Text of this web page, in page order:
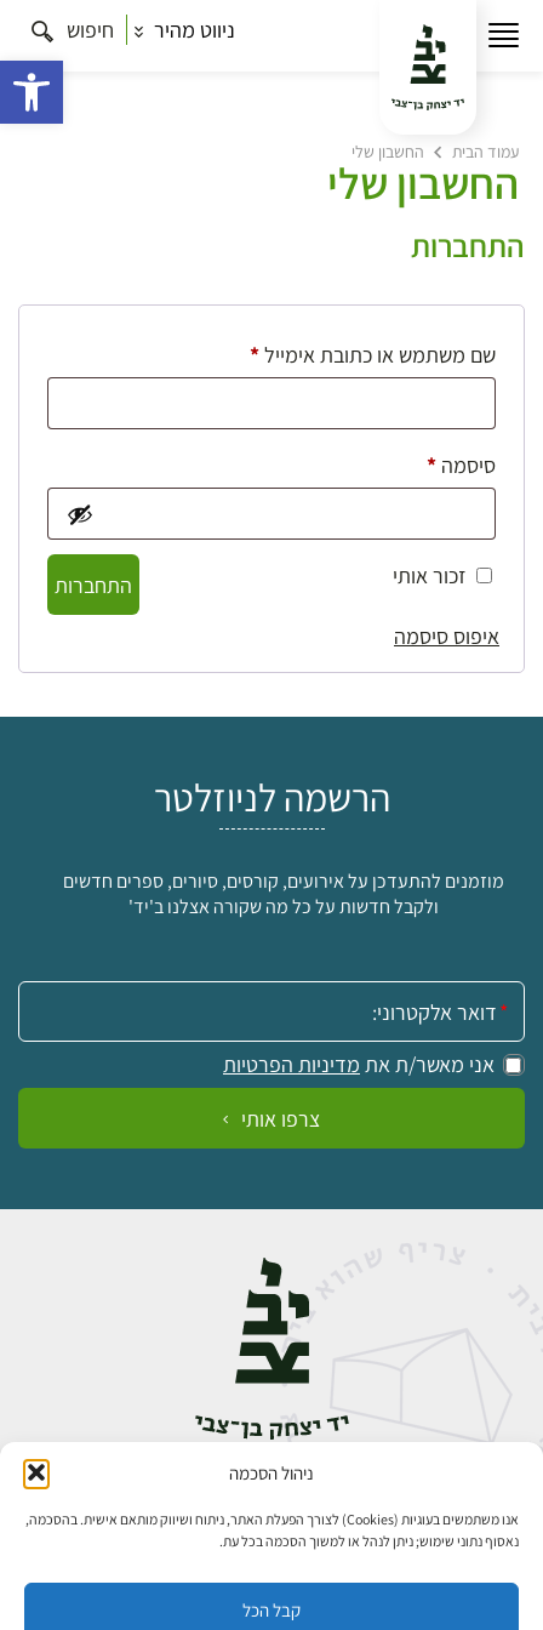
ניהול הסכמה
אנו משתמשים בעוגיות (Cookies) לצורך הפעלת האתר, ניתוח ושיווק מותאם אישית. בהסכמה,
נאסוף נתוני שימוש; ניתן לנהל או למשוך הסכמה בכל עת.
קבל הכל
ניווט מהיר חיפוש
עמוד הבית החשבון שלי
החשבון שלי
התחברות
שם משתמש או כתובת אימייל*חובה
סיסמה *חובה
זכור אותי
התחברות
איפוס סיסמה
הרשמה לניוזלטר
מוזמנים להתעדכן על אירועים, קורסים, סיורים, ספרים חדשים
ולקבל חדשות על כל מה שקורה אצלנו ב'יד'
אימייל:
אני מאשר/ת את מדיניות הפרטיות
צרפו אותי
אבן גבירול 14, רחביה, ירושלים